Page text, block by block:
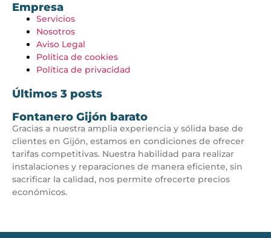
Empresa
Servicios
Nosotros
Aviso Legal
Política de cookies
Política de privacidad
Últimos 3 posts
Fontanero Gijón barato
Gracias a nuestra amplia experiencia y sólida base de
clientes en Gijón, estamos en condiciones de ofrecer
tarifas competitivas. Nuestra habilidad para realizar
instalaciones y reparaciones de manera eficiente, sin
sacrificar la calidad, nos permite ofrecerte precios
económicos.